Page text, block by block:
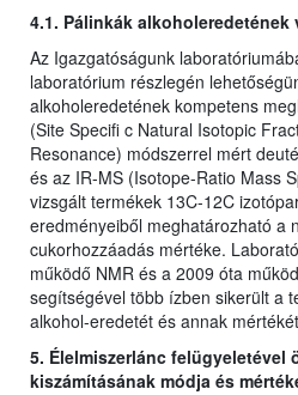
4.1. Pálinkák alkoholeredetének
Az Igazgatóságunk
laboratórium részlegén
alkoholeredetének kompetens
(Site Specifi c Natural Isotopic
Resonance) módszerrel mért
és az IR-MS (Isotope-Ratio Mass
vizsgált termékek 13C-12C
eredményeiből meghatározható a
cukorhozzáadás mértéke.
működő NMR és a 2009 óta
segítségével több ízben sikerült a
alkohol-eredetét és annak
5. Élelmiszerlánc felügyeletével
kiszámításának módja és